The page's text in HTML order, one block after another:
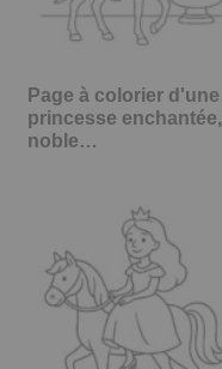
Page à colorier d'une
princesse enchantée,
noble…